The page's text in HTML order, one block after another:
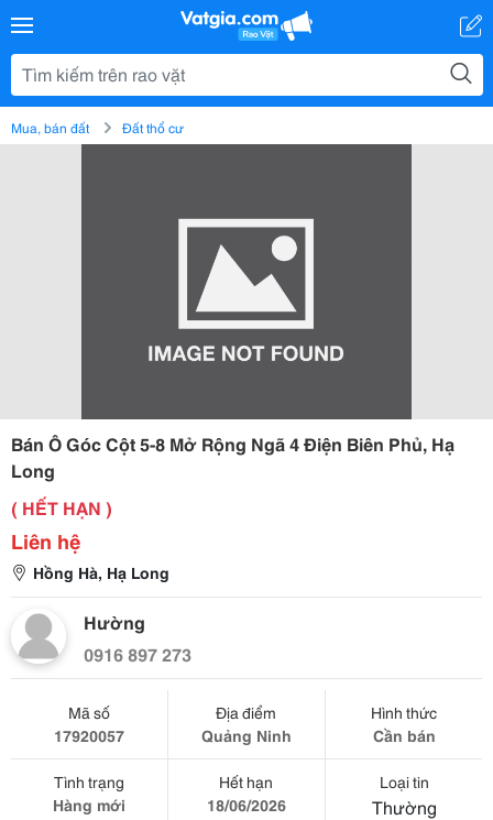
Mua, bán đất Đất thổ cư
Bán Ô Góc Cột 5-8 Mở Rộng Ngã 4 Điện Biên Phủ, Hạ
Long
( HẾT HẠN )
Liên hệ
Hồng Hà, Hạ Long
Hường
0916 897 273
Mã số
17920057
Địa điểm
Quảng Ninh
Hình thức
Cần bán
Tình trạng
Hàng mới
Hết hạn
18/06/2026
Loại tin
Thường